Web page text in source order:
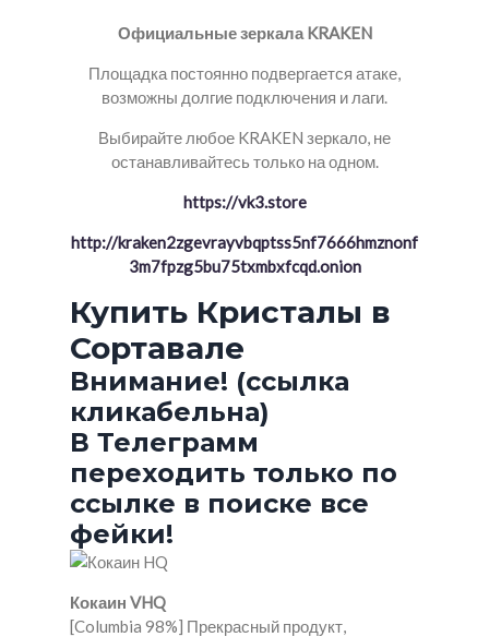
Официальные зеркала KRAKEN
Площадка постоянно подвергается атаке,
возможны долгие подключения и лаги.
Выбирайте любое KRAKEN зеркало, не
останавливайтесь только на одном.
https://vk3.store
http://kraken2zgevrayvbqptss5nf7666hmznonf
3m7fpzg5bu75txmbxfcqd.onion
Купить Кристалы в
Сортавале
Внимание! (ссылка
кликабельна)
В Телеграмм
переходить только по
ссылке в поиске все
фейки!
Кокаин VHQ
[Columbia 98%] Прекрасный продукт,